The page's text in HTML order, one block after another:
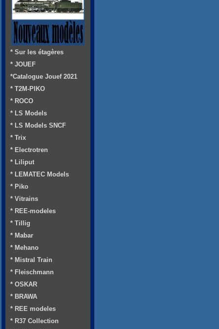
* Sur les étagères
* JOUEF
*Catalogue Jouef 2021
* T2M-PIKO
* ROCO
* LS Models
* LS Models SNCF
* Trix
* Electrotren
* Liliput
* LEMATEC Models
* Piko
* Vitrains
* REE-modeles
* Tillig
* Mabar
* Mehano
* Mistral Train
* Fleischmann
* OSKAR
* BRAWA
* REE modeles
* R37 Collection